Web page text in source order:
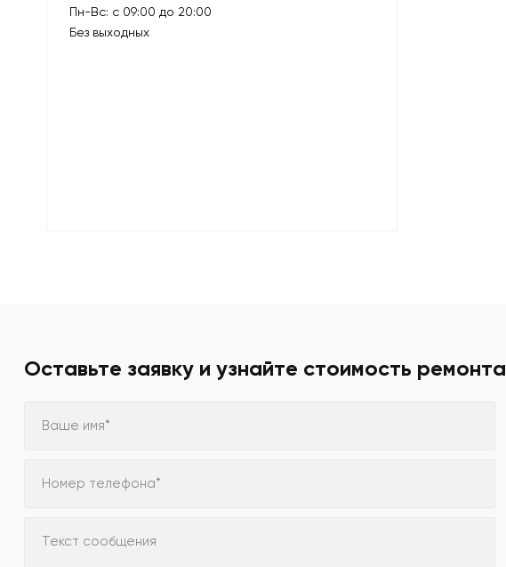
Пн-Вс: с 09:00 до 20:00
Без выходных
Оставьте заявку и узнайте стоимость ремонта
Ваше имя*
Номер телефона*
Текст сообщения